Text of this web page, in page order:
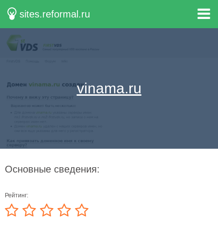
sites.reformal.ru
vinama.ru
Основные сведения:
Рейтинг: